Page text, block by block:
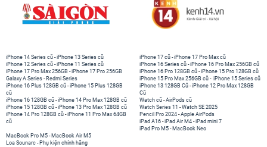
iPhone 14 Series cũ -iPhone 13 Series cũ
iPhone 12 Series cũ -iPhone 11 Series cũ
iPhone 17 Pro Max 256GB -iPhone 17 Pro 256GB
Galaxy A Series - Redmi Series
iPhone 17 cũ -iPhone 17 Pro Max cũ
iPhone 16 Series cũ - iPhone 16 Pro Max 256GB cũ
iPhone 16 Pro 128GB cũ -iPhone 15 Pro 128GB cũ
iPhone 15 Pro Max 256GB cũ - iPhone 15 Series cũ
iPhone 16 Plus 128GB cũ -iPhone 15 Plus 128GB
cũ
iPhone 16 128GB cũ -iPhone 14 Pro Max 128GB cũ
iPhone 15 128GB cũ -iPhone 13 Pro Max 128GB cũ
iPhone 14 Pro 128GB cũ -iPhone 11 Pro Max 64GB
cũ
iPhone 13 128GB Cũ -iPhone 12 Pro Max 128GB
Cũ
Watch cũ -AirPods cũ
Watch Series 11 -Watch SE 2025
Pencil Pro 2024 -Apple AirPods
iPad A16 -iPad Air M4 -iPad mini 7
iPad Pro M5 - MacBook Neo
MacBook Pro M5 - MacBook Air M5
Loa Sounarc - Phụ kiện chính hãng